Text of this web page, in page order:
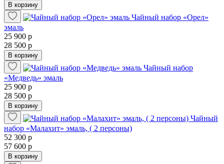
В корзину
Чайный набор «Орел»
эмаль
25 900 р
28 500 р
В корзину
Чайный набор
«Медведь» эмаль
25 900 р
28 500 р
В корзину
Чайный
набор «Малахит» эмаль, ( 2 персоны)
52 300 р
57 600 р
В корзину